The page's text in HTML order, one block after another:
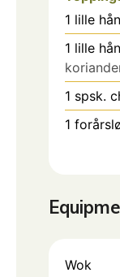
1 lille
1 lille
1 spsk.
1
Wok